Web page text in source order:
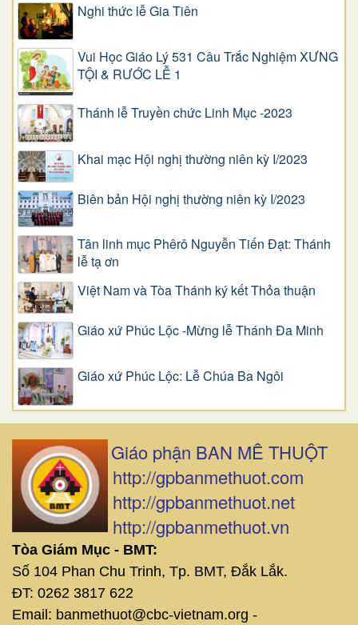
Nghi thức lễ Gia Tiên
Vui Học Giáo Lý 531 Câu Trắc Nghiệm XƯNG
TỘI & RƯỚC LỄ 1
Thánh lễ Truyền chức Linh Mục -2023
Khai mạc Hội nghị thường niên kỳ I/2023
Biên bản Hội nghị thường niên kỳ I/2023
Tân linh mục Phêrô Nguyễn Tiến Đạt: Thánh
lễ tạ ơn
Việt Nam và Tòa Thánh ký kết Thỏa thuận
Giáo xứ Phúc Lộc -Mừng lễ Thánh Đa Minh
Giáo xứ Phúc Lộc: Lễ Chúa Ba Ngôi
Giáo phận BAN MÊ THUỘT
http://gpbanmethuot.com
http://gpbanmethuot.net
http://gpbanmethuot.vn
Tòa Giám Mục - BMT:
Số 104 Phan Chu Trinh, Tp. BMT, Đắk Lắk.
ĐT: 0262 3817 622
Email: banmethuot@cbc-vietnam.org -